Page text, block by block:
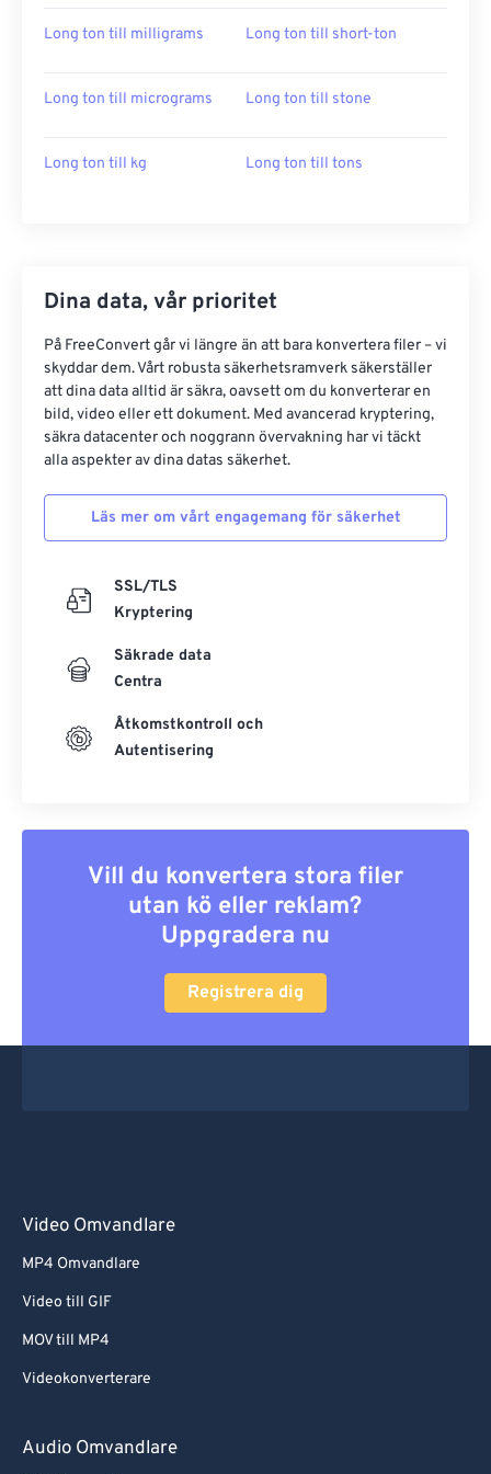
Long ton till milligrams Long ton till short-ton
Long ton till micrograms Long ton till stone
Long ton till kg Long ton till tons
Dina data, vår prioritet
På FreeConvert går vi längre än att bara konvertera filer – vi
skyddar dem. Vårt robusta säkerhetsramverk säkerställer
att dina data alltid är säkra, oavsett om du konverterar en
bild, video eller ett dokument. Med avancerad kryptering,
säkra datacenter och noggrann övervakning har vi täckt
alla aspekter av dina datas säkerhet.
Läs mer om vårt engagemang för säkerhet
SSL/TLS
Kryptering
Säkrade data
Centra
Åtkomstkontroll och
Autentisering
Vill du konvertera stora filer
utan kö eller reklam?
Uppgradera nu
Registrera dig
Video Omvandlare
MP4 Omvandlare
Video till GIF
MOV till MP4
Videokonverterare
Audio Omvandlare